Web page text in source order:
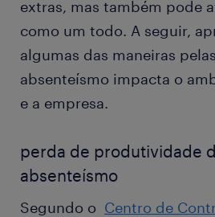
extras, mas também pode
como um todo. A seguir,
algumas das maneiras
absenteísmo impacta o
e a empresa.
perda de produtividade
absenteísmo
Segundo o Centro de